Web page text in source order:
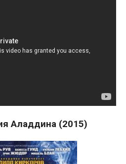
Аладдина (2015)